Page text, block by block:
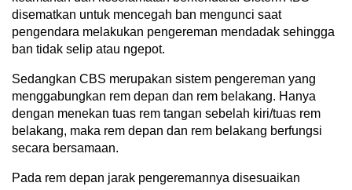
disematkan untuk mencegah ban mengunci saat
pengendara melakukan pengereman mendadak sehingga
ban tidak selip atau ngepot.
Sedangkan CBS merupakan sistem pengereman yang
menggabungkan rem depan dan rem belakang. Hanya
dengan menekan tuas rem tangan sebelah kiri/tuas rem
belakang, maka rem depan dan rem belakang berfungsi
secara bersamaan.
Pada rem depan jarak pengeremannya disesuaikan